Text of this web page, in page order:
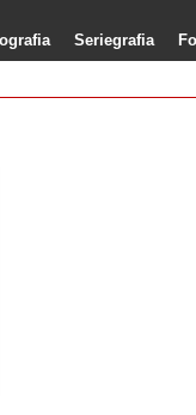
Seriegrafia